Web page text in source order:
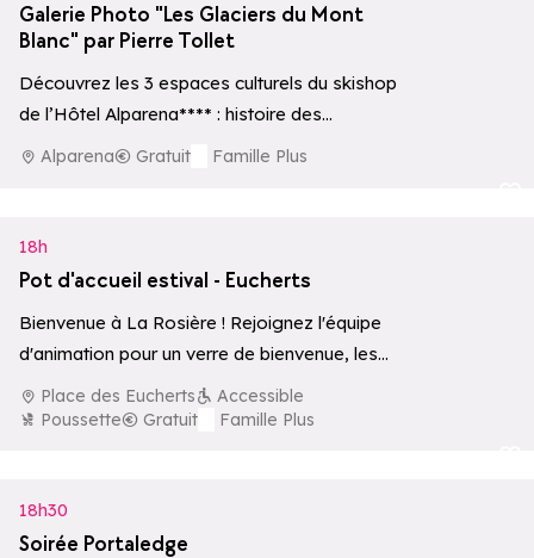
Galerie Photo "Les Glaciers du Mont
Blanc" par Pierre Tollet
Découvrez les 3 espaces culturels du skishop
de l’Hôtel Alparena**** : histoire des
premières ascensions, écosystèmes
Alparena Gratuit
Famille Plus
18h
Pot d'accueil estival - Eucherts
Bienvenue à La Rosière ! Rejoignez l'équipe
d'animation pour un verre de bienvenue, les
bons plans de la semaine et des…
Place des Eucherts
Accessible
Poussette
Gratuit
Famille Plus
18h30
Soirée Portaledge